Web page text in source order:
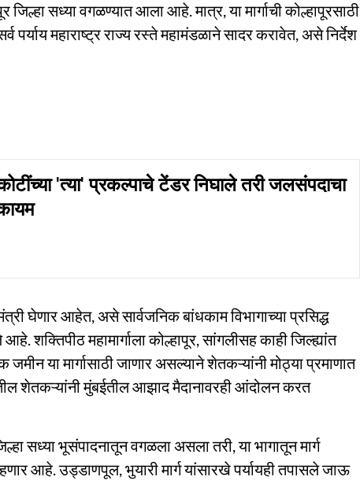
जिल्हा सध्या वगळण्यात आला आहे. मात्र, या मार्गाची कोल्हापूरसाठी
पर्याय महाराष्ट्र राज्य रस्ते महामंडळाने सादर करावेत, असे निर्देश
'त्या' प्रकल्पाचे टेंडर निघाले तरी जलसंपदाचा
घेणार आहेत, असे सार्वजनिक बांधकाम विभागाच्या प्रसिद्ध
शक्तिपीठ महामार्गाला कोल्हापूर, सांगलीसह काही जिल्ह्यांत
या मार्गासाठी जाणार असल्याने शेतकऱ्यांनी मोठ्या प्रमाणात
शेतकऱ्यांनी मुंबईतील आझाद मैदानावरही आंदोलन करत
सध्या भूसंपादनातून वगळला असला तरी, या भागातून मार्ग
आहे. उड्डाणपूल, भुयारी मार्ग यांसारखे पर्यायही तपासले जाऊ